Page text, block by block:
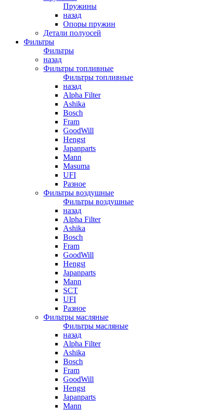
Пружины
назад
Опоры пружин
Детали полуосей
Фильтры
Фильтры
назад
Фильтры топливные
Фильтры топливные
назад
Alpha Filter
Ashika
Bosch
Fram
GoodWill
Hengst
Japanparts
Mann
Masuma
UFI
Разное
Фильтры воздушные
Фильтры воздушные
назад
Alpha Filter
Ashika
Bosch
Fram
GoodWill
Hengst
Japanparts
Mann
SCT
UFI
Разное
Фильтры масляные
Фильтры масляные
назад
Alpha Filter
Ashika
Bosch
Fram
GoodWill
Hengst
Japanparts
Mann